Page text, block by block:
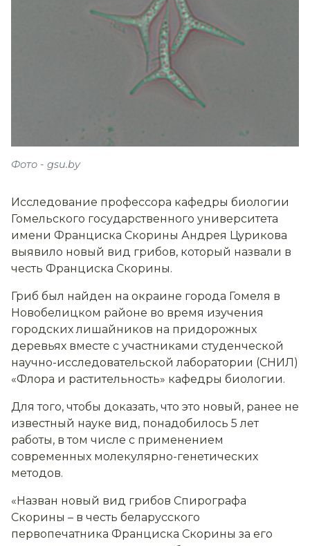
Фото - gsu.by
Исследование профессора кафедры биологии
Гомельского государственного университета
имени Франциска Скорины Андрея Цурикова
выявило новый вид грибов, который назвали в
честь Франциска Скорины.
Гриб был найден на окраине города Гомеля в
Новобелицком районе во время изучения
городских лишайников на придорожных
деревьях вместе с участниками студенческой
научно-исследовательской лаборатории (СНИЛ)
«Флора и растительность» кафедры биологии.
Для того, чтобы доказать, что это новый, ранее не
известный науке вид, понадобилось 5 лет
работы, в том числе с применением
современных молекулярно-генетических
методов.
«Назван новый вид грибов Спирографа
Скорины – в честь беларусского
первопечатника Франциска Скорины за его